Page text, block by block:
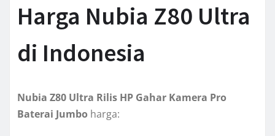
Harga Nubia Z80 Ultra
di Indonesia
Nubia Z80 Ultra Rilis HP Gahar Kamera Pro
Baterai Jumbo harga: